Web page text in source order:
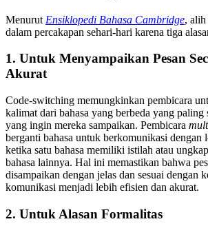
Menurut Ensiklopedi Bahasa Cambridge, alih
dalam percakapan sehari-hari karena tiga
1. Untuk Menyampaikan Pesan
Akurat
Code-switching memungkinkan pembicara
kalimat dari bahasa yang berbeda yang paling
yang ingin mereka sampaikan. Pembicara
berganti bahasa untuk berkomunikasi dengan
ketika satu bahasa memiliki istilah atau
bahasa lainnya. Hal ini memastikan bahwa
disampaikan dengan jelas dan sesuai dengan
komunikasi menjadi lebih efisien dan akurat.
2. Untuk Alasan Formalitas